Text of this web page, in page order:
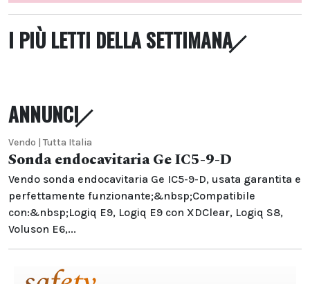
I PIÙ LETTI DELLA SETTIMANA
ANNUNCI
Vendo | Tutta Italia
Sonda endocavitaria Ge IC5-9-D
Vendo sonda endocavitaria Ge IC5-9-D, usata garantita e
perfettamente funzionante;&nbsp;Compatibile
con:&nbsp;Logiq E9, Logiq E9 con XDClear, Logiq S8,
Voluson E6,...